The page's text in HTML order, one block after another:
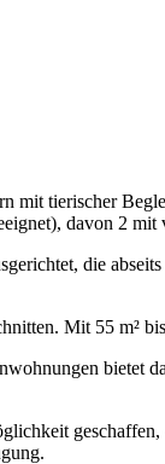
mit tierischer
davon 2
die
Mit 55 m²
bietet